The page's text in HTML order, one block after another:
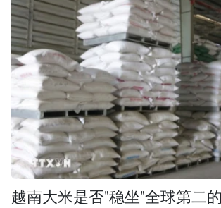
越南大米是否"稳坐"全球第二